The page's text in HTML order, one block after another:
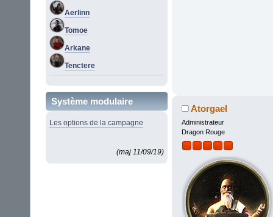
Aerlinn
Tomoe
Arkane
Tenctere
Système modulaire
Les options de la campagne
(maj 11/09/19)
Atorgael
Administrateur
Dragon Rouge